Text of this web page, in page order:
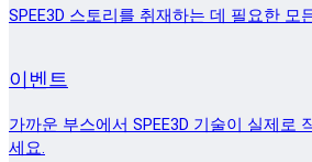
SPEE3D 스토리를 취재하는 데 필요한 모
이벤트
가까운 부스에서 SPEE3D 기술이 실제로
세요.